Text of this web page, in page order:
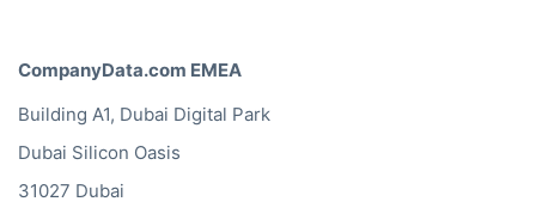
CompanyData.com EMEA
Building A1, Dubai Digital Park
Dubai Silicon Oasis
31027 Dubai